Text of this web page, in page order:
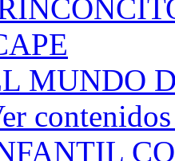
MUNDO